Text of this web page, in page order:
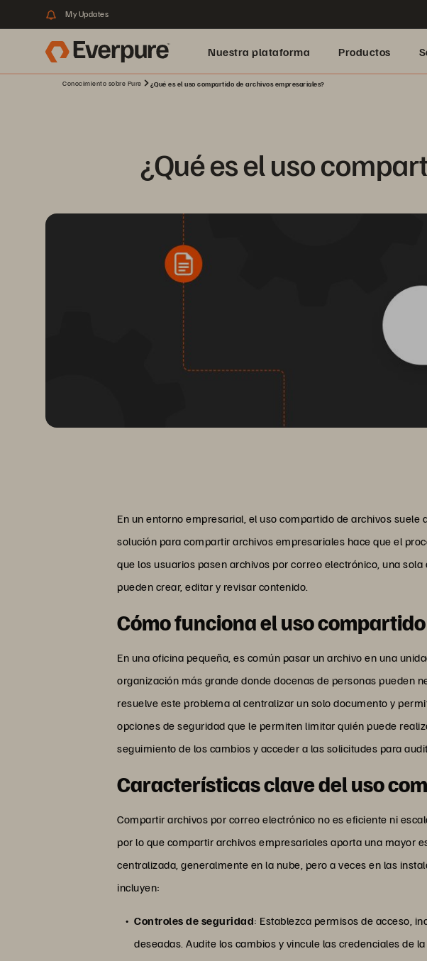
My Updates
Nuestra plataforma Productos
Conocimiento sobre Pure ¿Qué es el uso compartido de archivos empresariales?
¿Qué es el uso
En un entorno empresarial, el uso compartido de archivos
solución para compartir archivos empresariales hace que el
que los usuarios pasen archivos por correo electrónico, una
pueden crear, editar y revisar contenido.
Cómo funciona el uso
En una oficina pequeña, es común pasar un archivo en una
organización más grande donde docenas de personas pueden
resuelve este problema al centralizar un solo documento y
opciones de seguridad que le permiten limitar quién puede
seguimiento de los cambios y acceder a las solicitudes para
Características clave del uso
Compartir archivos por correo electrónico no es eficiente ni
por lo que compartir archivos empresariales aporta una mayor
centralizada, generalmente en la nube, pero a veces en las
incluyen:
Controles de seguridad: Establezca permisos de acceso,
deseadas. Audite los cambios y vincule las credenciales de